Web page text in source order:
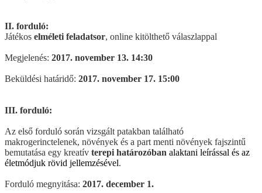
II. forduló:
Játékos elméleti feladatsor, online kitölthető válaszlappal
Megjelenés: 2017. november 13. 14:30
Beküldési határidő: 2017. november 17. 15:00
III. forduló:
Az első forduló során vizsgált patakban található
makrogerinctelenek, növények és a part menti növények fajszintű
bemutatása egy kreatív terepi határozóban alaktani leírással és az
életmódjuk rövid jellemzésével.
Forduló megnyitása: 2017. december 1.